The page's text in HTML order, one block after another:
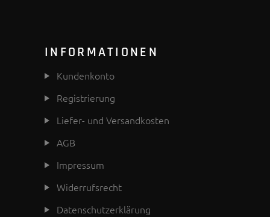
INFORMATIONEN
Kundenkonto
Registrierung
Liefer- und Versandkosten
AGB
Impressum
Widerrufsrecht
Datenschutzerklärung